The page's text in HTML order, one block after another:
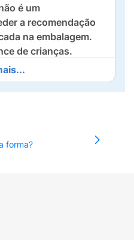
é um
a recomendação
na embalagem.
de crianças.
de magnésio, óleo
purificada,
CASTANHA-DE-
forma?